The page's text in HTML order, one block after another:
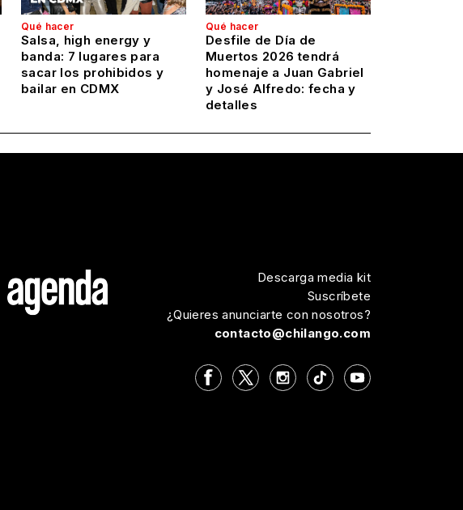
Qué hacer
Salsa, high energy y
banda: 7 lugares para
sacar los prohibidos y
bailar en CDMX
Qué hacer
Desfile de Día de
Muertos 2026 tendrá
homenaje a Juan Gabriel
y José Alfredo: fecha y
detalles
Descarga media kit
Suscríbete
¿Quieres anunciarte con nosotros?
contacto@chilango.com